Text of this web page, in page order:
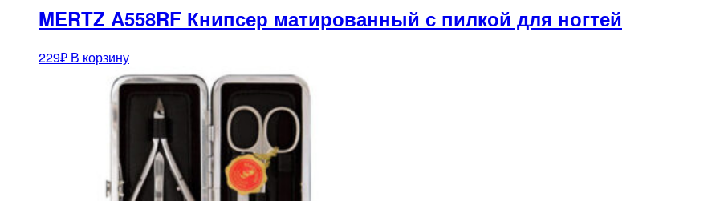
MERTZ A558RF Книпсер матированный с пилкой для ногтей
229₽ В корзину